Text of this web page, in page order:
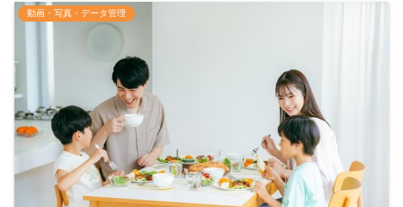
動画・写真・データ管理